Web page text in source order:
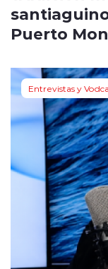
Puerto
Entrevistas y